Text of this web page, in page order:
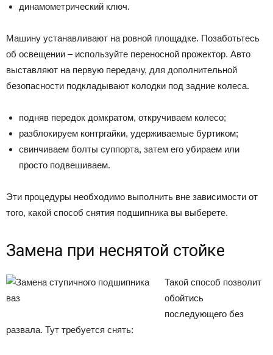
динамометрический ключ.
Машину устанавливают на ровной площадке. Позаботьтесь
об освещении – используйте переносной прожектор. Авто
выставляют на первую передачу, для дополнительной
безопасности подкладывают колодки под задние колеса.
подняв передок домкратом, откручиваем колесо;
разблокируем контргайки, удерживаемые буртиком;
свинчиваем болты суппорта, затем его убираем или
просто подвешиваем.
Эти процедуры необходимо выполнить вне зависимости от
того, какой способ снятия подшипника вы выберете.
Замена при неснятой стойке
Такой способ позволит
обойтись
последующего без
развала. Тут требуется снять: